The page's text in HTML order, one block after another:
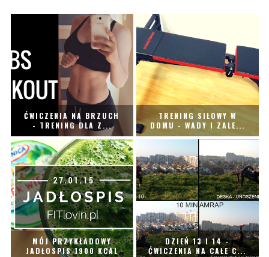
ĆWICZENIA NA BRZUCH
- TRENING DLA Z...
TRENING SIŁOWY W
DOMU - WADY I ZALE...
MÓJ PRZYKŁADOWY
JADŁOSPIS 1900 KCAL
DZIEŃ 13 I 14 -
ĆWICZENIA NA CAŁE C...